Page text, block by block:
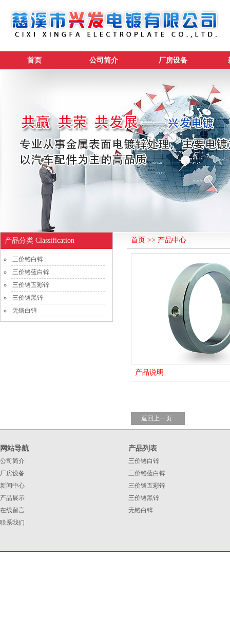
首页 公司简介 厂房设备
产品分类 Classification
三价铬白锌
三价铬蓝白锌
三价铬五彩锌
三价铬黑锌
无铬白锌
首页 >> 产品中心
产品说明
返回上一页
网站导航 产品列表
公司简介
厂房设备
新闻中心
产品展示
在线留言
联系我们
三价铬白锌
三价铬蓝白锌
三价铬五彩锌
三价铬黑锌
无铬白锌